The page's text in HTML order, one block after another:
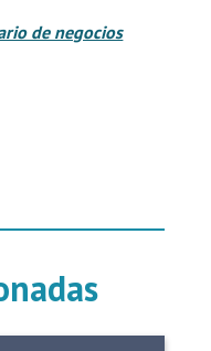
de negocios